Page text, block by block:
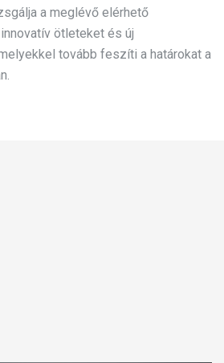
a meglévő elérhető
ötleteket és új
tovább feszíti a határokat a